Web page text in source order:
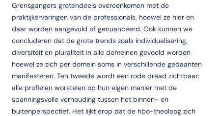
Grensgangers grotendeels overeenkomen met de
praktijkervaringen van de professionals, hoewel ze hier en
daar worden aangevuld of genuanceerd. Ook kunnen we
concluderen dat de grote trends zoals individualisering,
diversiteit en pluraliteit in alle domeinen gevoeld worden
hoewel ze zich per domein soms in verschillende gedaanten
manifesteren. Ten tweede wordt een rode draad zichtbaar:
alle profielen worstelen op hun eigen manier met de
spanningsvolle verhouding tussen het binnen- en
buitenperspectief. Het lijkt erop dat de hbo-theoloog zich